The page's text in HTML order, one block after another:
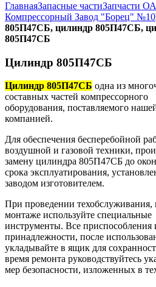
ГлавнаяЗапасные частиЗапчасти
Компрессорный Завод "Борец" №10
805П47СБ, цилиндр 805П47СБ,
805П47СБ
Цилиндр 805П47СБ
Цилиндр 805П47СБ одна из
составных частей компрессорного
оборудования, поставляемого
компанией.
Для обеспечения бесперебойной
воздушной и газовой техники,
замену цилиндра 805П47СБ до
срока эксплуатирования,
заводом изготовителем.
При проведении техобслуживания,
монтаже используйте специальные
инструменты. Все приспособления
принадлежности, после
укладывайте в ящик для
время ремонта руководствуйтесь
мер безопасности, изложенных в